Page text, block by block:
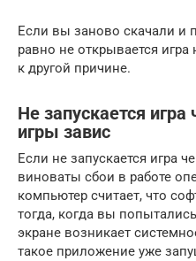
Если вы заново скачали и
равно не открывается
к другой причине.
Не запускается
игры завис
Если не запускается игра
виноваты сбои в работе
компьютер считает, что
тогда, когда вы
экране возникает
такое приложение уже